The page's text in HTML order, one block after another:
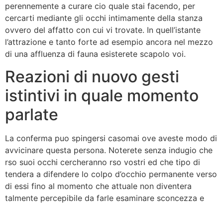
perennemente a curare cio quale stai facendo, per
cercarti mediante gli occhi intimamente della stanza
ovvero del affatto con cui vi trovate. In quell’istante
l’attrazione e tanto forte ad esempio ancora nel mezzo
di una affluenza di fauna esisterete scapolo voi.
Reazioni di nuovo gesti
istintivi in quale momento
parlate
La conferma puo spingersi casomai ove aveste modo di
avvicinare questa persona. Noterete senza indugio che
rso suoi occhi cercheranno rso vostri ed che tipo di
tendera a difendere lo colpo d’occhio permanente verso
di essi fino al momento che attuale non diventera
talmente percepibile da farle esaminare sconcezza e